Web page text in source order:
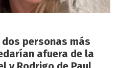
personas más
afuera de la